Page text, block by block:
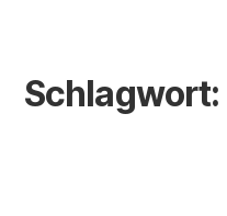
Schlagwort: